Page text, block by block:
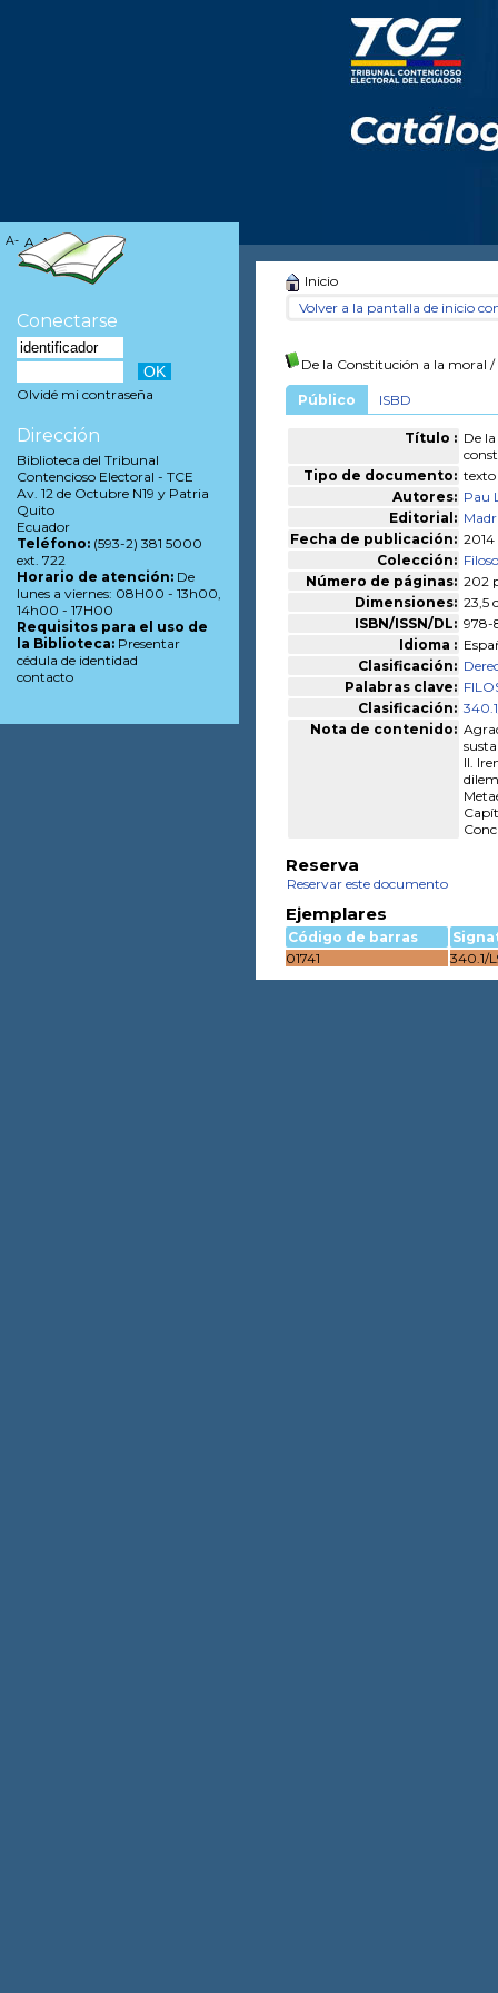
Inicio
Volver a la pantalla de inicio
De la Constitución a la moral /
Público ISBD
Título : De
Tipo de documento:
Autores: Pau
Editorial:
Fecha de publicación: 2014
Colección:
Número de páginas: 202
Dimensiones: 23,5
ISBN/ISSN/DL: 978-
Idioma :
Clasificación:
Palabras clave:
Clasificación:
Nota de contenido:
II.
Reserva
Reservar este documento
Ejemplares
Código de barras
01741
340.1/
A- A A+
Conectarse
Olvidé mi contraseña
Dirección
Biblioteca del Tribunal
Contencioso Electoral - TCE
Av. 12 de Octubre N19 y Patria
Quito
Ecuador
Teléfono: (593-2) 381 5000
ext. 722
Horario de atención: De
lunes a viernes: 08H00 - 13h00,
14h00 - 17H00
Requisitos para el uso de
la Biblioteca: Presentar
cédula de identidad
contacto